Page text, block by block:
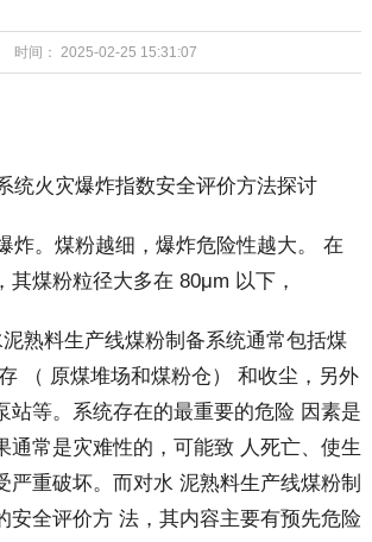
时间： 2025-02-25 15:31:07
。煤粉越细，爆炸危险性越大。 在
其煤粉粒径大多在 80μm 以下，
料生产线煤粉制备系统通常包括煤
（ 原煤堆场和煤粉仓） 和收尘，另外
站等。系统存在的最重要的危险 因素是
通常是灾难性的，可能致 人死亡、使生
严重破坏。而对水 泥熟料生产线煤粉制
安全评价方 法，其内容主要有预先危险